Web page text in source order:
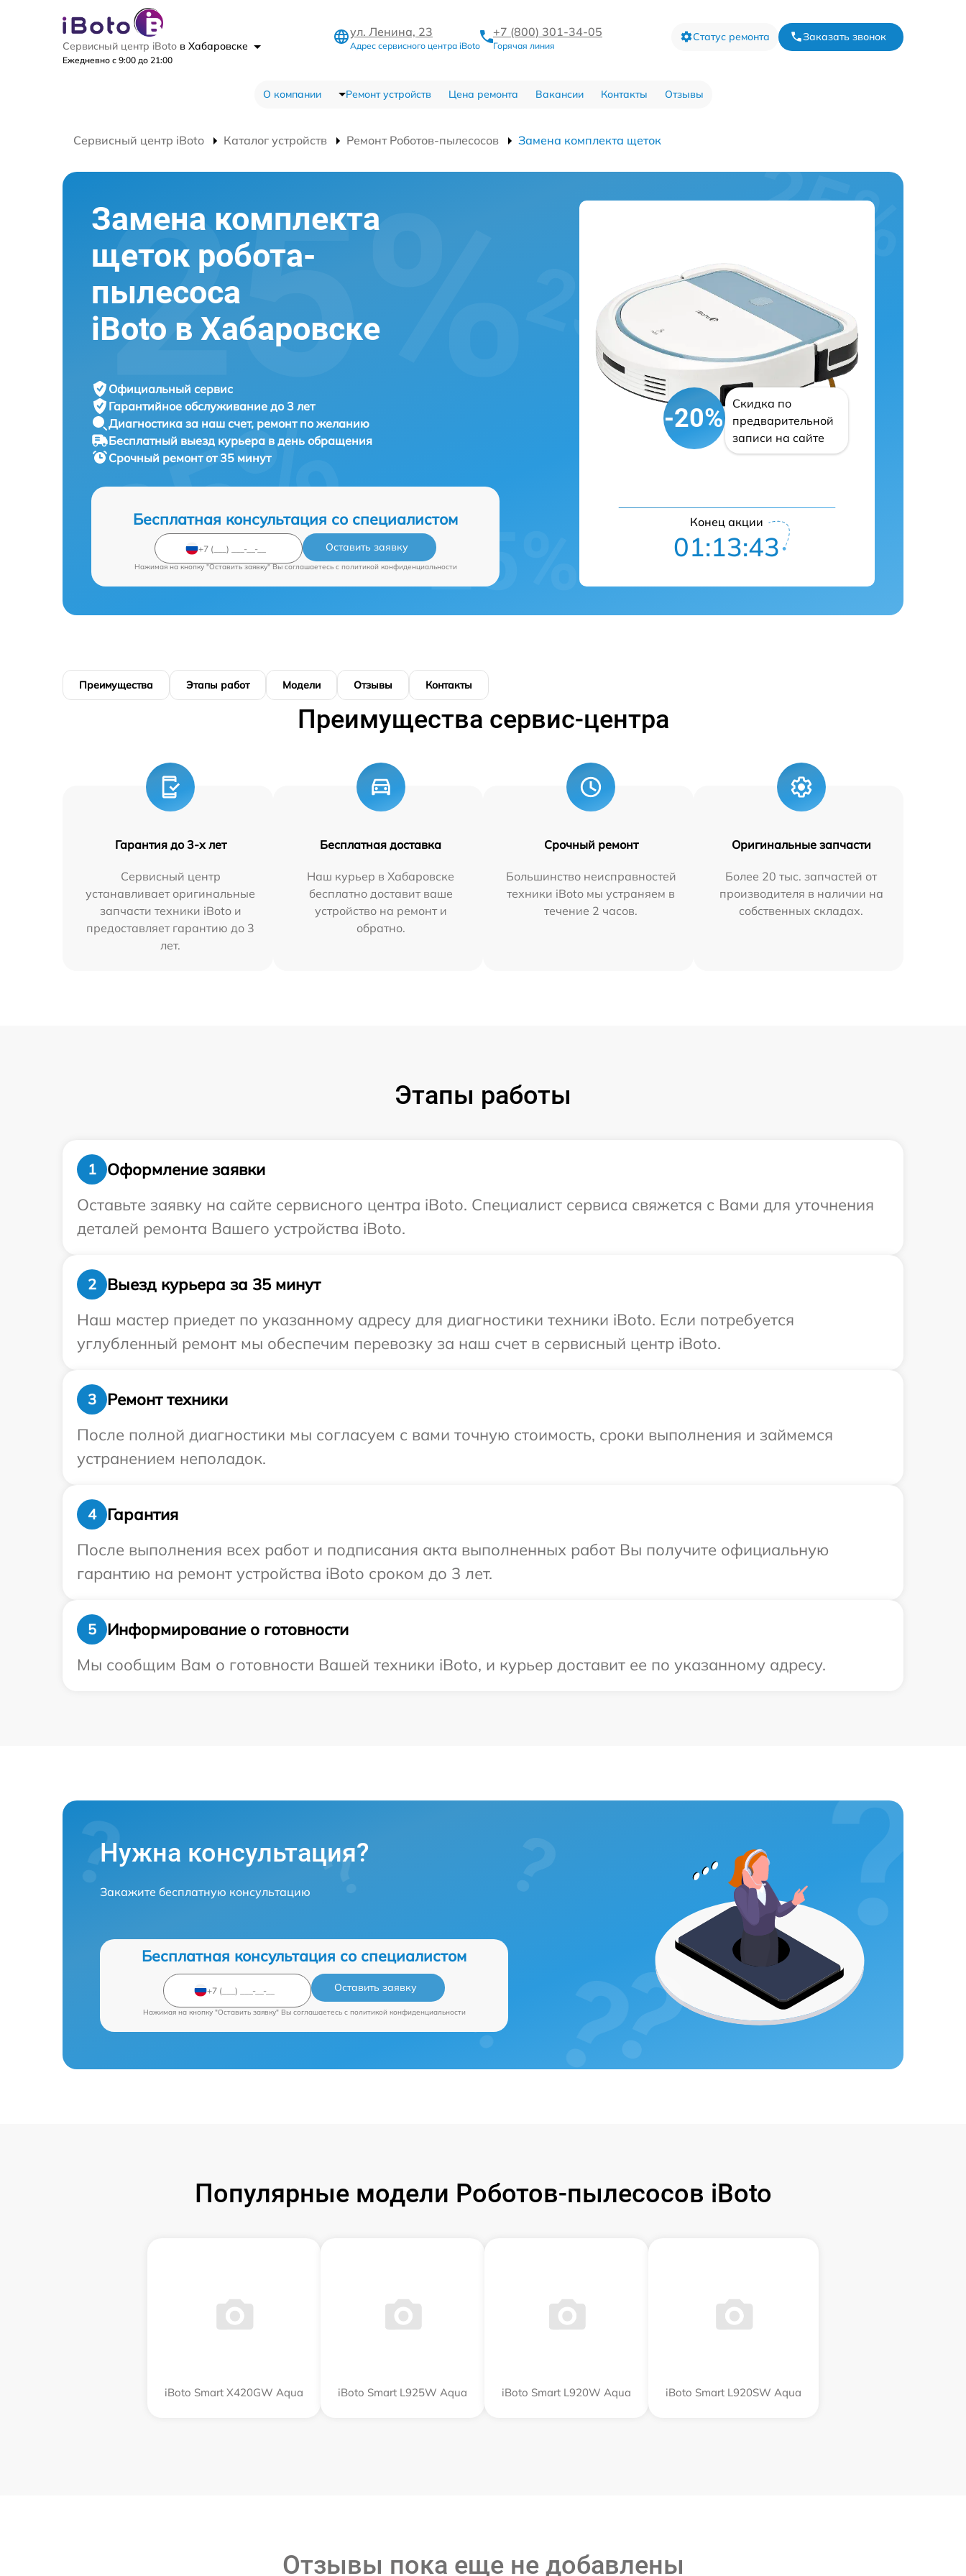
Сервисный центр iBoto в Хабаровске
Ежедневно с 9:00 до 21:00
ул. Ленина, 23
Адрес сервисного центра iBoto
+7 (800) 301-34-05
Горячая линия
Статус ремонта Заказать звонок
О компании Ремонт устройств Цена ремонта Вакансии Контакты Отзывы
Сервисный центр iBoto Каталог устройств Ремонт Роботов-пылесосов Замена комплекта щеток
Замена комплекта
щеток робота-
пылесоса
iBoto в Хабаровске
Официальный сервис
Гарантийное обслуживание до 3 лет
Диагностика за наш счет, ремонт по желанию
Бесплатный выезд курьера в день обращения
Срочный ремонтот 35 минут
Бесплатная консультация со специалистом
Оставить заявку
Нажимая на кнопку "Оставить заявку" Вы соглашаетесь c политикой конфиденциальности
-20%
Скидка по
предварительной
записи на сайте
Конец акции
01:13:42
Преимущества Этапы работ Модели Отзывы Контакты
Преимущества сервис-центра
Гарантия до 3-х лет
Сервисный центр
устанавливает оригинальные
запчасти техники iBoto и
предоставляет гарантию до 3
лет.
Бесплатная доставка
Наш курьер в Хабаровске
бесплатно доставит ваше
устройство на ремонт и
обратно.
Срочный ремонт
Большинство неисправностей
техники iBoto мы устраняем в
течение 2 часов.
Оригинальные запчасти
Более 20 тыс. запчастей от
производителя в наличии на
собственных складах.
Этапы работы
1
Оформление заявки
Оставьте заявку на сайте сервисного центра iBoto. Специалист сервиса свяжется с Вами для уточнения
деталей ремонта Вашего устройства iBoto.
2
Выезд курьера за 35 минут
Наш мастер приедет по указанному адресу для диагностики техники iBoto. Если потребуется
углубленный ремонт мы обеспечим перевозку за наш счет в сервисный центр iBoto.
3
Ремонт техники
После полной диагностики мы согласуем с вами точную стоимость, сроки выполнения и займемся
устранением неполадок.
4
Гарантия
После выполнения всех работ и подписания акта выполненных работ Вы получите официальную
гарантию на ремонт устройства iBoto сроком до 3 лет.
5
Информирование о готовности
Мы сообщим Вам о готовности Вашей техники iBoto, и курьер доставит ее по указанному адресу.
Нужна консультация?
Закажите бесплатную консультацию
Бесплатная консультация со специалистом
Оставить заявку
Нажимая на кнопку "Оставить заявку" Вы соглашаетесь c политикой конфиденциальности
Популярные модели Роботов-пылесосов iBoto
iBoto Smart Х420GW Aqua iBoto Smart L925W Aqua iBoto Smart L920W Aqua iBoto Smart L920SW Aqua
Отзывы пока еще не добавлены